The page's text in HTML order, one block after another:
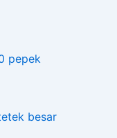
pepek
besar